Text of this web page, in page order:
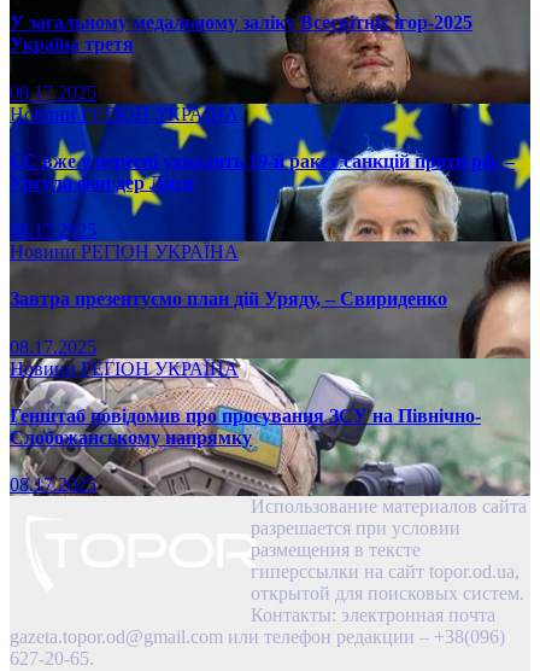
У загальному медальному заліку Всесвітніх ігор-2025
Україна третя
08.17.2025
НовиниРЕГІОН УКРАЇНА
ЄС вже у вересні ухвалить 19-й ракет санкцій проти рф, –
Урсула фон дер Ляєн
08.17.2025
Новини РЕГІОН УКРАЇНА
Завтра презентуємо план дій Уряду, – Свириденко
08.17.2025
НовиниРЕГІОНУКРАЇНА
Генштаб повідомив про просування ЗСУ на Північно-
Слобожанському напрямку
08.17.2025
Использование материалов сайта
разрешается при условии
размещения в тексте
гиперссылки на сайт topor.od.ua,
открытой для поисковых систем.
Контакты: электронная почта
gazeta.topor.od@gmail.com или телефон редакции – +38(096)
627-20-65.